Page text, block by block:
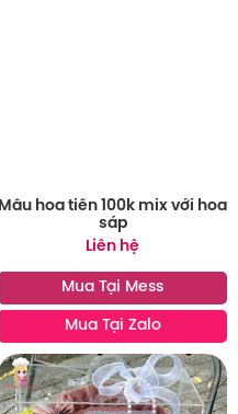
Mẫu hoa tiền 100k mix với hoa
sáp
Liên hệ
Mua Tại Mess
Mua Tại Zalo